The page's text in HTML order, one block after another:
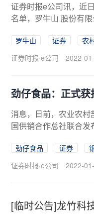
证券时报e公司讯，近
名单，罗牛山 股份有
罗牛山 证券
农
证券时报·e公司
2022-
劲仔食品：正式获
消息，日前，农业农
国供销合作总社联合发
劲仔食品 证券
证券时报·e公司
2022-
[临时公告]龙竹科